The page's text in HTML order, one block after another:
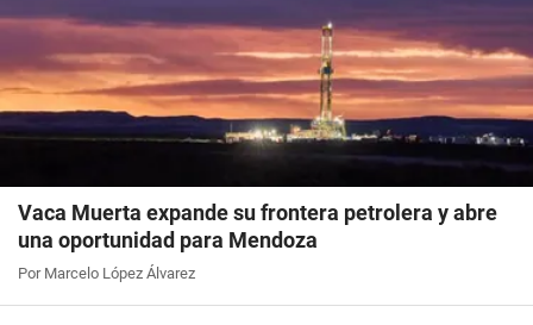
Vaca Muerta expande su frontera petrolera y abre
una oportunidad para Mendoza
Por Marcelo López Álvarez